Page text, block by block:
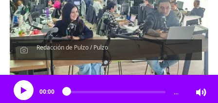
Redacción de Pulzo / Pulzo
Escucha el artículo
00:00 …